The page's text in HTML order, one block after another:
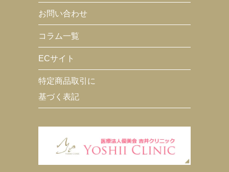
お問い合わせ
コラム一覧
ECサイト
特定商品取引に
基づく表記